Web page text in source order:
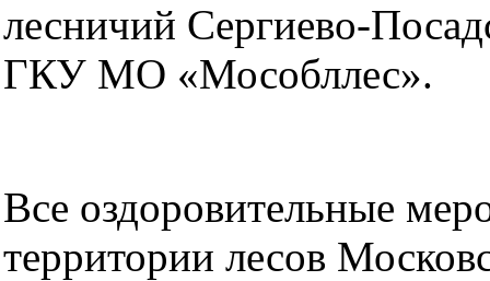
лесничий Сергиево-
ГКУ МО «Мособллес».
Все оздоровительные
территории лесов